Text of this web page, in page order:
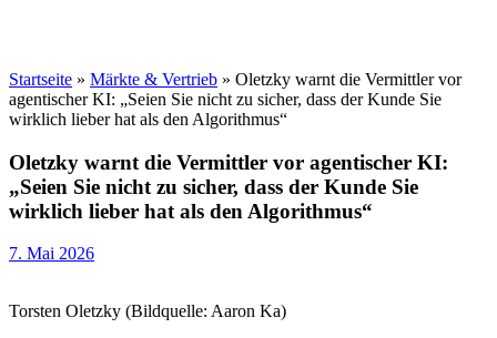
Startseite » Märkte & Vertrieb » Oletzky warnt die Vermittler vor
agentischer KI: „Seien Sie nicht zu sicher, dass der Kunde Sie
wirklich lieber hat als den Algorithmus“
Oletzky warnt die Vermittler vor agentischer KI:
„Seien Sie nicht zu sicher, dass der Kunde Sie
wirklich lieber hat als den Algorithmus“
7. Mai 2026
Torsten Oletzky (Bildquelle: Aaron Ka)